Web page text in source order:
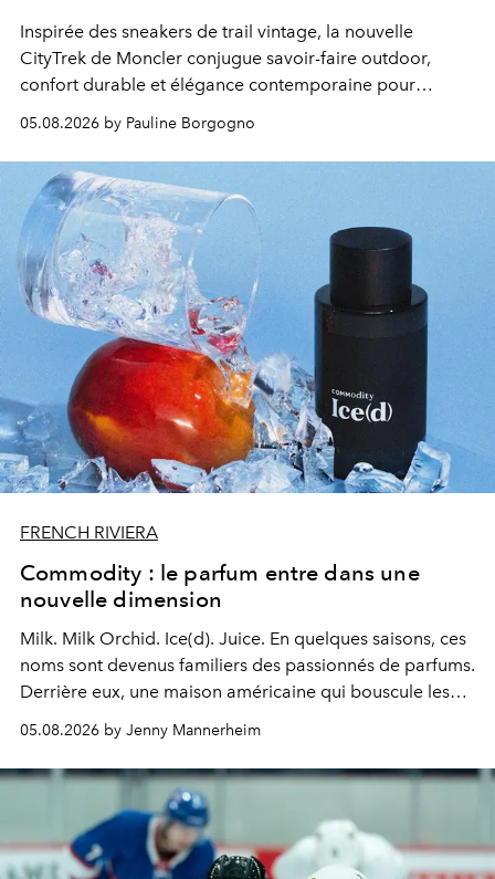
Inspirée des sneakers de trail vintage, la nouvelle
CityTrek de Moncler conjugue savoir-faire outdoor,
confort durable et élégance contemporaine pour
05.08.2026 by Pauline Borgogno
FRENCH RIVIERA
Commodity : le parfum entre dans une
nouvelle dimension
Milk. Milk Orchid. Ice(d). Juice. En quelques saisons, ces
noms sont devenus familiers des passionnés de parfums.
Derrière eux, une maison américaine qui bouscule les
une approche aussi intuitive que personnelle :
Commodity.
05.08.2026 by Jenny Mannerheim